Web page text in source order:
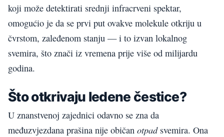
koji može detektirati srednji infracrveni spektar,
omogućio je da se prvi put ovakve molekule otkriju u
čvrstom, zaleđenom stanju — i to izvan lokalnog
svemira, što znači iz vremena prije više od milijardu
godina.
Što otkrivaju ledene čestice?
U znanstvenoj zajednici odavno se zna da
međuzvjezdana prašina nije običan otpadsvemira. Ona